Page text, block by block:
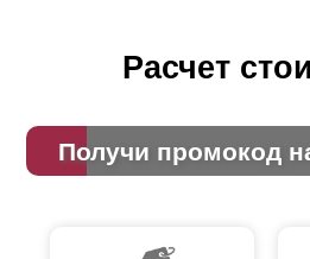
Расчет
Получи промокод